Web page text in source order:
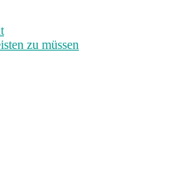
zu müssen